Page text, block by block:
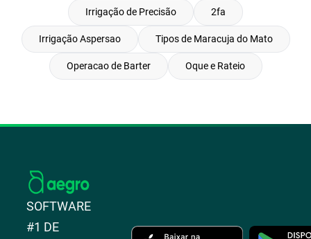
Irrigação de Precisão 2fa
Irrigação Aspersao Tipos de Maracuja do Mato
Operacao de Barter Oque e Rateio
SOFTWARE
#1 DE